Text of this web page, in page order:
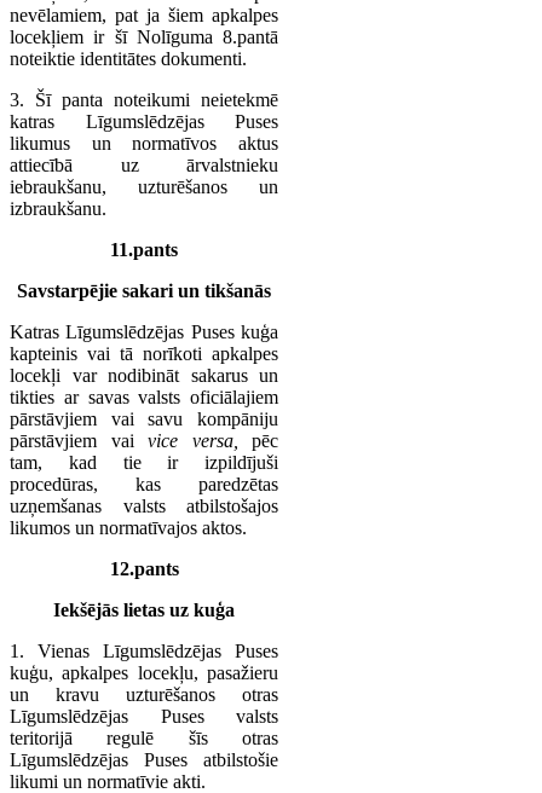
nevēlamiem, pat ja šiem apkalpes
locekļiem ir šī Nolīguma 8.pantā
noteiktie identitātes dokumenti.
3. Šī panta noteikumi neietekmē
katras Līgumslēdzējas Puses
likumus un normatīvos aktus
attiecībā uz ārvalstnieku
iebraukšanu, uzturēšanos un
izbraukšanu.
11.pants
Savstarpējie sakari un tikšanās
Katras Līgumslēdzējas Puses kuģa
kapteinis vai tā norīkoti apkalpes
locekļi var nodibināt sakarus un
tikties ar savas valsts oficiālajiem
pārstāvjiem vai savu kompāniju
pārstāvjiem vai vice versa,
pēc
tam, kad tie ir izpildījuši
procedūras, kas paredzētas
uzņemšanas valsts atbilstošajos
likumos un normatīvajos aktos.
12.pants
Iekšējās lietas uz kuģa
1. Vienas Līgumslēdzējas Puses
kuģu, apkalpes locekļu, pasažieru
un kravu uzturēšanos otras
Līgumslēdzējas Puses valsts
teritorijā regulē šīs otras
Līgumslēdzējas Puses atbilstošie
likumi un normatīvie akti.